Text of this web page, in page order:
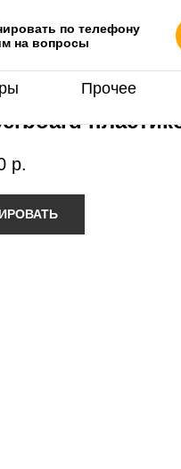
по телефону
на вопросы
Прочее
р.